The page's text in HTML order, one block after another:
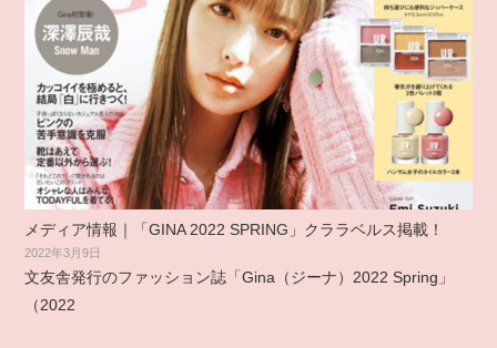
メディア情報｜「GINA 2022 SPRING」クララベルス掲載！
2022年3月9日
文友舎発行のファッション誌「Gina（ジーナ）2022 Spring」
（2022